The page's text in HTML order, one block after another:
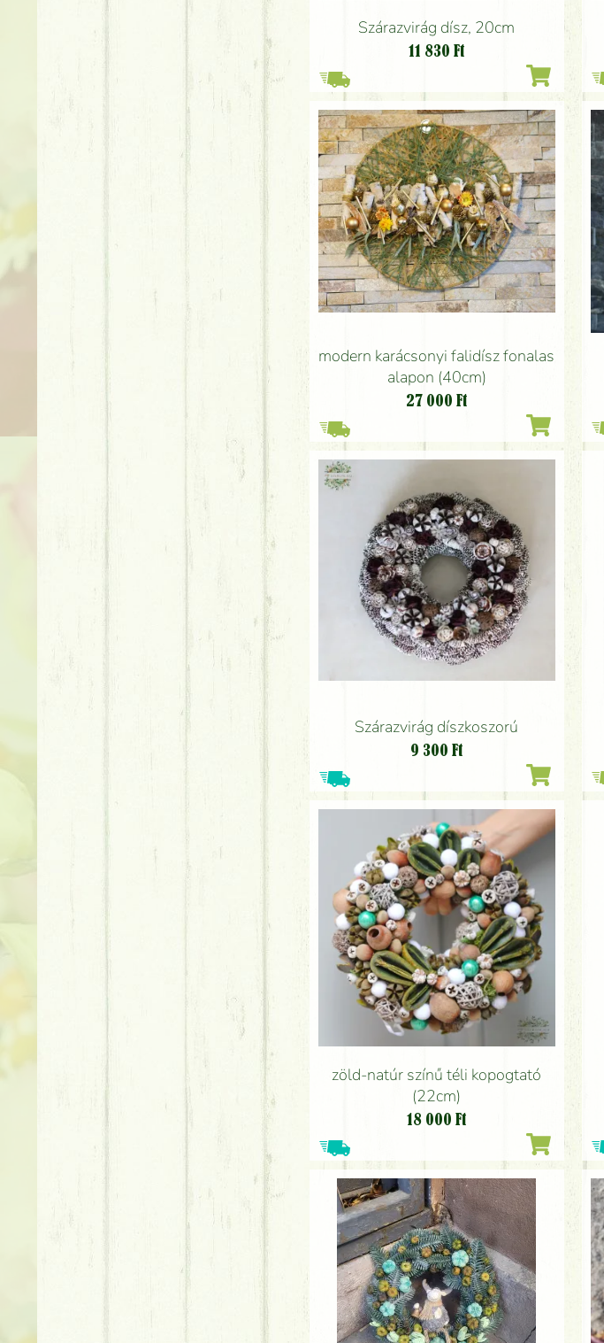
Szárazvirág dísz, 20cm
11 830 Ft
modern karácsonyi falidísz fonalas
alapon (40cm)
27 000 Ft
Szárazvirág díszkoszorú
9 300 Ft
zöld-natúr színű téli kopogtató
(22cm)
18 000 Ft